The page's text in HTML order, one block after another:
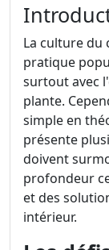
La culture du
pratique
surtout avec
plante.
simple en
présente
doivent
profondeur
et des
intérieur.